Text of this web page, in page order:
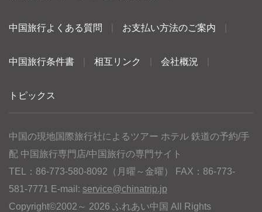
中国旅行よくある質問 お支払い方法のご案内
中国旅行条件書 相互リンク 会社概況
トピックス
中国の現地国際旅行社によるツアー ホテル 鉄道の予約/手
配 中国旅行専門店/中国旅行の専門サイト
TEL：86-773-580-8092（月曜～金曜） FAX：86-773-
581-7771 E-mail: service@chinatrip.jp
Copyright©2002～ 2026 ふれあい中国 All Rights